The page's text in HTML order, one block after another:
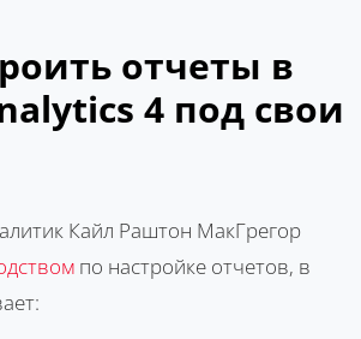
отчеты в
4 под свои
Кайл Раштон МакГрегор
по настройке отчетов, в